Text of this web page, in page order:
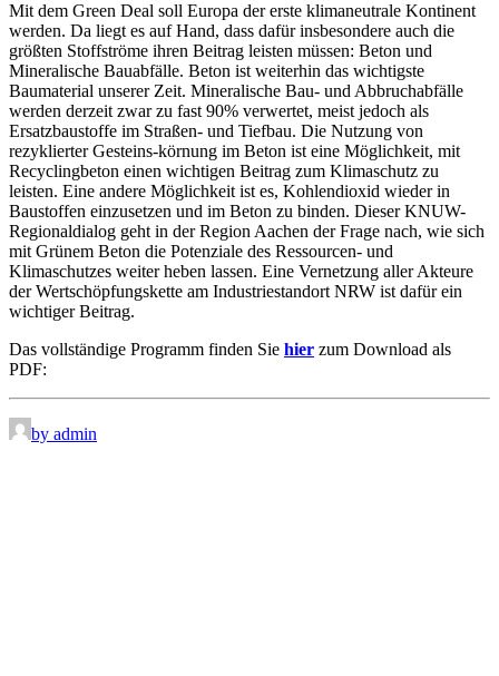
Mit dem Green Deal soll Europa der erste klimaneutrale Kontinent
werden. Da liegt es auf Hand, dass dafür insbesondere auch die
größten Stoffströme ihren Beitrag leisten müssen: Beton und
Mineralische Bauabfälle. Beton ist weiterhin das wichtigste
Baumaterial unserer Zeit. Mineralische Bau- und Abbruchabfälle
werden derzeit zwar zu fast 90% verwertet, meist jedoch als
Ersatzbaustoffe im Straßen- und Tiefbau. Die Nutzung von
rezyklierter Gesteins-körnung im Beton ist eine Möglichkeit, mit
Recyclingbeton einen wichtigen Beitrag zum Klimaschutz zu
leisten. Eine andere Möglichkeit ist es, Kohlendioxid wieder in
Baustoffen einzusetzen und im Beton zu binden. Dieser KNUW-
Regionaldialog geht in der Region Aachen der Frage nach, wie sich
mit Grünem Beton die Potenziale des Ressourcen- und
Klimaschutzes weiter heben lassen. Eine Vernetzung aller Akteure
der Wertschöpfungskette am Industriestandort NRW ist dafür ein
wichtiger Beitrag.
Das vollständige Programm finden Sie hier zum Download als
PDF:
by admin